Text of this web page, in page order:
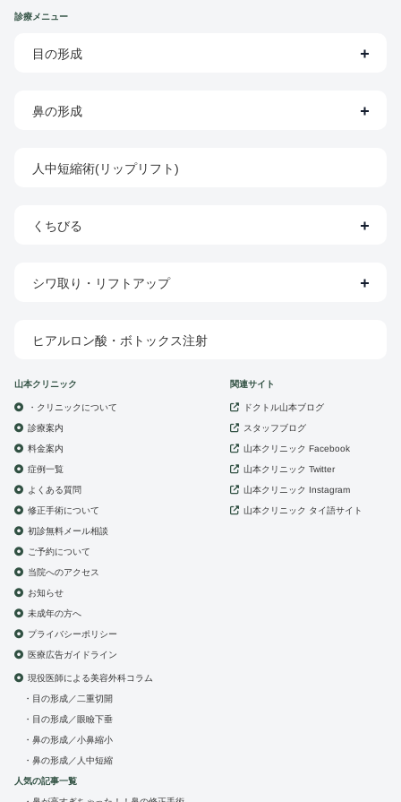
診療メニュー
目の形成
鼻の形成
人中短縮術(リップリフト)
くちびる
シワ取り・リフトアップ
ヒアルロン酸・ボトックス注射
山本クリニック
・クリニックについて
診療案内
料金案内
症例一覧
よくある質問
修正手術について
初診無料メール相談
ご予約について
当院へのアクセス
お知らせ
未成年の方へ
プライバシーポリシー
医療広告ガイドライン
現役医師による美容外科コラム
目の形成／二重切開
目の形成／眼瞼下垂
鼻の形成／小鼻縮小
鼻の形成／人中短縮
人気の記事一覧
関連サイト
ドクトル山本ブログ
スタッフブログ
山本クリニック Facebook
山本クリニック Twitter
山本クリニック Instagram
山本クリニック タイ語サイト